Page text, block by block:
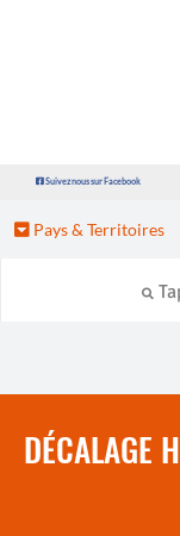
Suivez nous sur Facebook
Pays & Territoires
DÉCALAGE